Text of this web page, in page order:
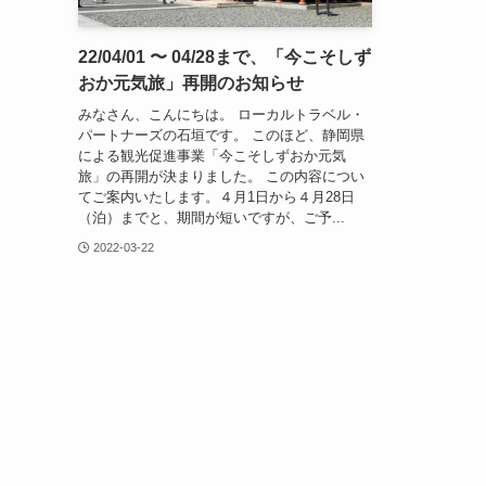
22/04/01 〜 04/28まで、「今こそしず
おか元気旅」再開のお知らせ
みなさん、こんにちは。 ローカルトラベル・
パートナーズの石垣です。 このほど、静岡県
による観光促進事業「今こそしずおか元気
旅」の再開が決まりました。 この内容につい
てご案内いたします。４月1日から４月28日
（泊）までと、期間が短いですが、ご予...
2022-03-22